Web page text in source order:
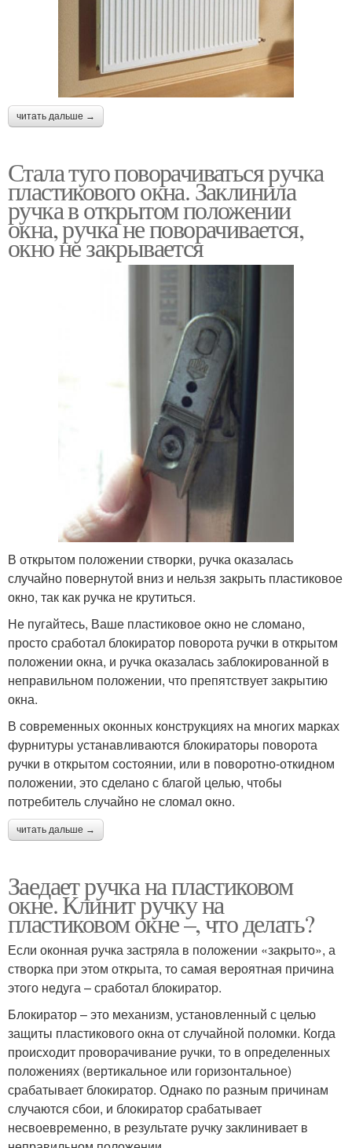
читать дальше →
Стала туго поворачиваться ручка
пластикового окна. Заклинила
ручка в открытом положении
окна, ручка не поворачивается,
окно не закрывается
В открытом положении створки, ручка оказалась
случайно повернутой вниз и нельзя закрыть пластиковое
окно, так как ручка не крутиться.
Не пугайтесь, Ваше пластиковое окно не сломано,
просто сработал блокиратор поворота ручки в открытом
положении окна, и ручка оказалась заблокированной в
неправильном положении, что препятствует закрытию
окна.
В современных оконных конструкциях на многих марках
фурнитуры устанавливаются блокираторы поворота
ручки в открытом состоянии, или в поворотно-откидном
положении, это сделано с благой целью, чтобы
потребитель случайно не сломал окно.
читать дальше →
Заедает ручка на пластиковом
окне. Клинит ручку на
пластиковом окне –, что делать?
Если оконная ручка застряла в положении «закрыто», а
створка при этом открыта, то самая вероятная причина
этого недуга – сработал блокиратор.
Блокиратор – это механизм, установленный с целью
защиты пластикового окна от случайной поломки. Когда
происходит проворачивание ручки, то в определенных
положениях (вертикальное или горизонтальное)
срабатывает блокиратор. Однако по разным причинам
случаются сбои, и блокиратор срабатывает
несвоевременно, в результате ручку заклинивает в